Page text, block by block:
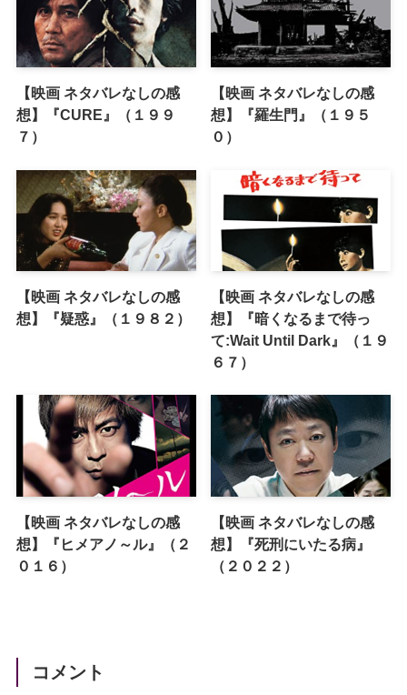
【映画 ネタバレなしの感
想】『CURE』（１９９
７）
【映画 ネタバレなしの感
想】『羅生門』（１９５
０）
【映画 ネタバレなしの感
想】『疑惑』（１９８２）
【映画 ネタバレなしの感
想】『暗くなるまで待っ
て:Wait Until Dark』（１９
６７）
【映画 ネタバレなしの感
想】『ヒメアノ～ル』（２
０１６）
【映画 ネタバレなしの感
想】『死刑にいたる病』
（２０２２）
コメント